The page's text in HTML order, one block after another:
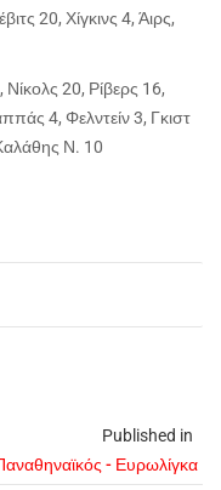
Published in
- Ευρωλίγκα
20, Χίγκινς 4, Άιρς,
20, Ρίβερς 16,
4, Φελντείν 3, Γκιστ
Ν. 10